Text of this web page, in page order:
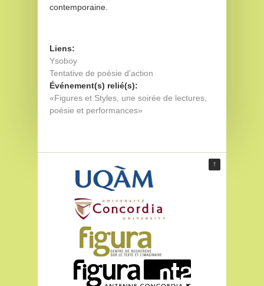
contemporaine.
Liens:
Ysoboy
Tentative de poésie d'action
Événement(s) relié(s):
«Figures et Styles, une soirée de lectures,
poésie et performances»
↑